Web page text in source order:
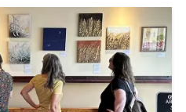
Contact Us
View Site In glish